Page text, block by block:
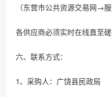
（东营市公共资源交易网→服
各供应商必须实时在线直至磋
六、联系方式：
1、采购人：广饶县民政局